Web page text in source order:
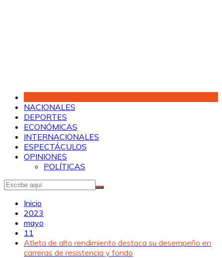
NACIONALES
DEPORTES
ECONÓMICAS
INTERNACIONALES
ESPECTÁCULOS
OPINIONES
POLÍTICAS
Inicio
2023
mayo
11
Atleta de alto rendimiento destaca su desempeño en
carreras de resistencia y fondo